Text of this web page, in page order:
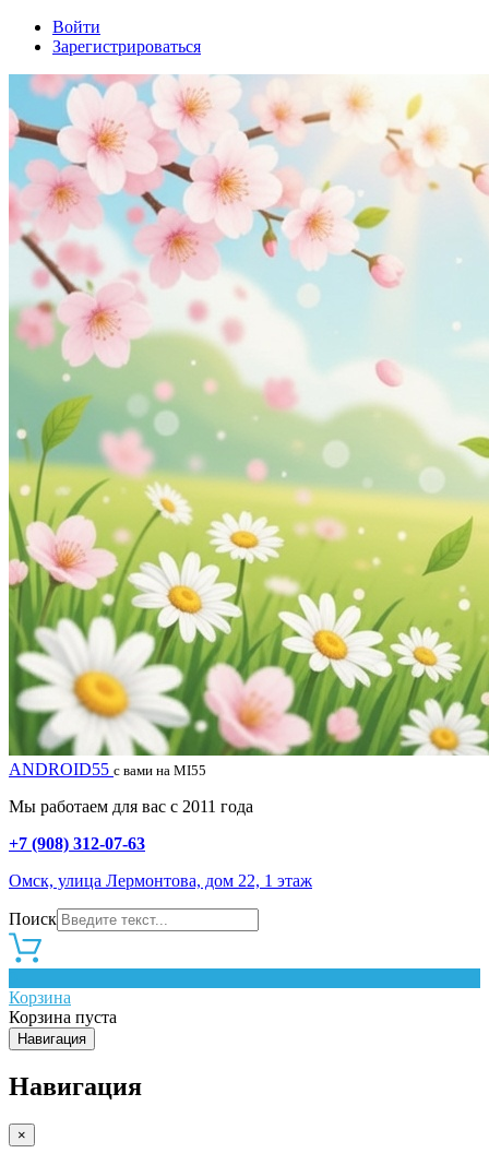
Войти
Зарегистрироваться
ANDROID55 с вами на MI55
Мы работаем для вас с 2011 года
+7 (908) 312-07-63
Омск, улица Лермонтова, дом 22, 1 этаж
Поиск
Корзина
Корзина пуста
Навигация
Навигация
×